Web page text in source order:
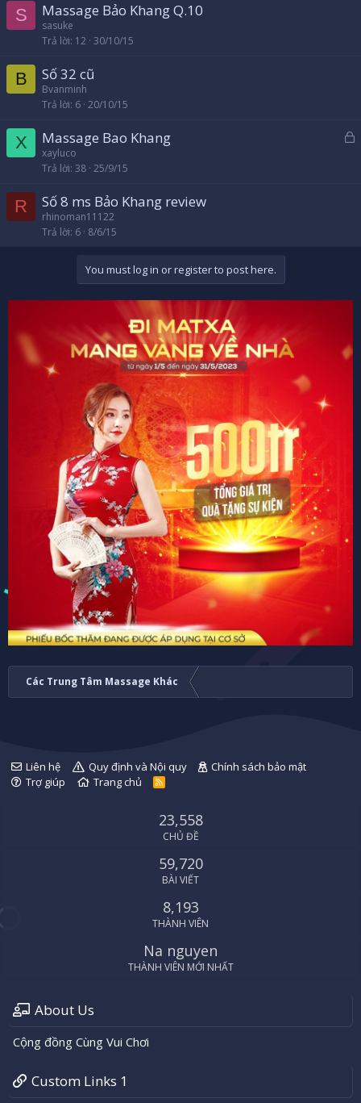
S Massage Bảo Khang Q.10
sasuke
Trả lời 12 30/10/15
B Số 32 cũ
Bvanminh
Trả lời 6 20/10/15
X Massage Bao Khang
xayluco
Trả lời 38 25/9/15
R Số 8 ms Bảo Khang review
rhinoman11122
Trả lời 6 8/6/15
You must log in or register to post here.
Các Trung Tâm Massage Khác
Liên hệ Quy định và Nội quy
Chính sách bảo mật
Trợ giúp
Trang chủ
R
23,558
CHỦ ĐỀ
59,720
BÀI VIẾT
8,193
THÀNH VIÊN
Na nguyen
THÀNH VIÊN MỚI NHẤT
About Us
Cộng đồng Cùng Vui Chơi
Custom Links 1